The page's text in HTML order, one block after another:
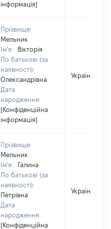
інформація]
Прізвище:
Мельник
Ім'я:
Вікторія
По батькові (за
наявності):
Олександрівна
Дата
народження:
[Конфіденційна
інформація]
Україна
Прізвище:
Мельник
Ім'я:
Галина
По батькові (за
наявності):
Петрівна
Дата
народження:
[Конфіденційна
Україна